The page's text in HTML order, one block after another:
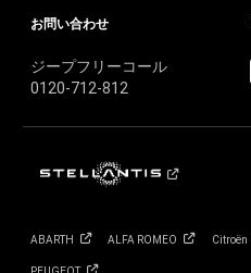
お問い合わせ
ジープフリーコール
0120-712-812
ABARTH ALFA ROMEO Citroën